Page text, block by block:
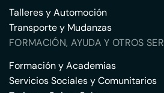
Talleres y Automoción
Transporte y Mudanzas
FORMACIÓN, AYUDA Y OTROS
Formación y Academias
Servicios Sociales y Comunitarios